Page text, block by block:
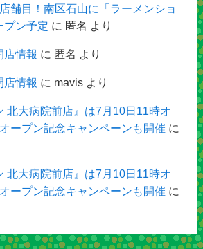
舗目！南区石山に「ラーメンショ
プン予定 に 匿名 より
店情報 に 匿名 より
店情報 に mavisより
北大病院前店』は7月10日11時オ
ープン記念キャンペーンも開催 に
北大病院前店』は7月10日11時オ
ープン記念キャンペーンも開催 に